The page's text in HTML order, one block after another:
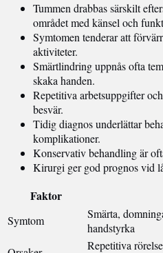
Tummen drabbas särskilt
området med känsel och
Symtomen tenderar att
aktiviteter.
Smärtlindring uppnås ofta
skaka handen.
Repetitiva arbetsuppgifter
besvär.
Tidig diagnos underlättar
komplikationer.
Konservativ behandling är
Kirurgi ger god prognos vid
Faktor
Symtom
Smärta,
handstyrka
Repetitiva